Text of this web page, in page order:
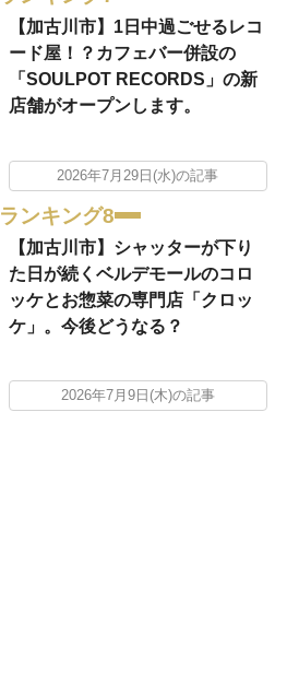
【加古川市】1日中過ごせるレコ
ード屋！？カフェバー併設の
「SOULPOT RECORDS」の新
店舗がオープンします。
2026年7月29日(水)の記事
ランキング8
【加古川市】シャッターが下り
た日が続くベルデモールのコロ
ッケとお惣菜の専門店「クロッ
ケ」。今後どうなる？
2026年7月9日(木)の記事